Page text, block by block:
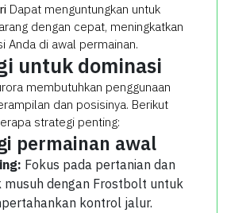
Dapat menguntungkan untuk
dengan cepat, meningkatkan
Anda di awal permainan.
untuk dominasi
membutuhkan penggunaan
dan posisinya. Berikut
strategi penting:
permainan awal
Fokus pada pertanian dan
musuh dengan Frostbolt untuk
kontrol jalur.